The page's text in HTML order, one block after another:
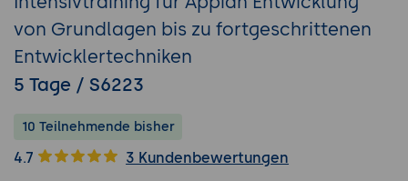
von Grundlagen bis zu fortgeschrittenen
Entwicklertechniken
5 Tage / S6223
10 Teilnehmende bisher
4.7 3 Kundenbewertungen